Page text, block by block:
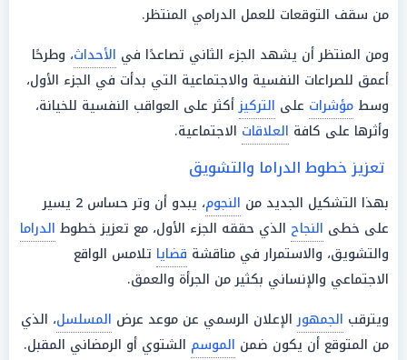
من سقف التوقعات للعمل الدرامي المنتظر.
ومن المنتظر أن يشهد الجزء الثاني تصاعدًا في الأحداث، وطرحًا
أعمق للصراعات النفسية والاجتماعية التي بدأت في الجزء الأول،
وسط مؤشرات على التركيزأكثر على العواقب النفسية للخيانة،
وأثرها على كافة العلاقات الاجتماعية.
تعزيز خطوط الدراما والتشويق
بهذا التشكيل الجديد من النجوم، يبدو أن وتر حساس 2
يسير
على خطى النجاح الذي حققه الجزء الأول، مع تعزيز خطوط الدراما
والتشويق، والاستمرار في مناقشة قضايا تلامس الواقع
الاجتماعي والإنساني بكثير من الجرأة والعمق.
ويترقب الجمهورالإعلان الرسمي عن موعد عرض المسلسل، الذي
من المتوقع أن يكون ضمن الموسم الشتوي أو الرمضاني المقبل.